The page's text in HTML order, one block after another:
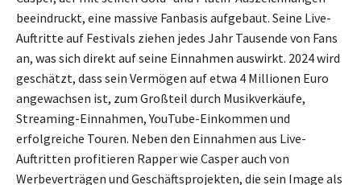
beeindruckt, eine massive Fanbasis aufgebaut. Seine Live-
Auftritte auf Festivals ziehen jedes Jahr Tausende von Fans
an, was sich direkt auf seine Einnahmen auswirkt. 2024 wird
geschätzt, dass sein Vermögen auf etwa 4 Millionen Euro
angewachsen ist, zum Großteil durch Musikverkäufe,
Streaming-Einnahmen, YouTube-Einkommen und
erfolgreiche Touren. Neben den Einnahmen aus Live-
Auftritten profitieren Rapper wie Casper auch von
Werbeverträgen und Geschäftsprojekten, die sein Image als